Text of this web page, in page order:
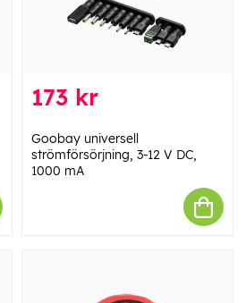
173 kr
Goobay universell
strömförsörjning, 3-12 V DC,
1000 mA